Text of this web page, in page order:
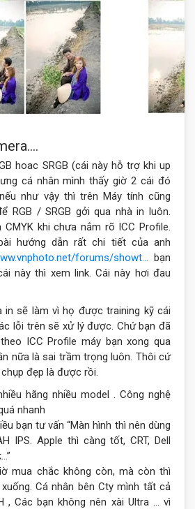
hoac SRGB (cái này hỗ trợ khi up
cá nhân mình thấy giờ 2 cái đó
như vậy thì trên Máy tính cũng
RGB / SRGB gởi qua nhà in luôn.
CMYK khi chưa nắm rõ ICC Profile.
hướng dẫn rất chi tiết của anh
forums/showt…
bạn
này thì xem link. Cái này hơi đau
in sẽ làm vì họ được training kỹ cái
lỗi trên sẽ xử lý được. Chứ bạn đã
ICC Profile máy bạn xong qua
nữa là sai trầm trọng luôn. Thôi cứ
đẹp là được rồi.
hãng nhiều model . Công nghệ
nhanh
bạn tư vấn “Màn hình thì nên dùng
IPS. Apple thì càng tốt, CRT, Dell
mua chắc không còn, mà còn thì
Cá nhân bên Cty mình tất cả
, Các bạn không nên xài Ultra … vì